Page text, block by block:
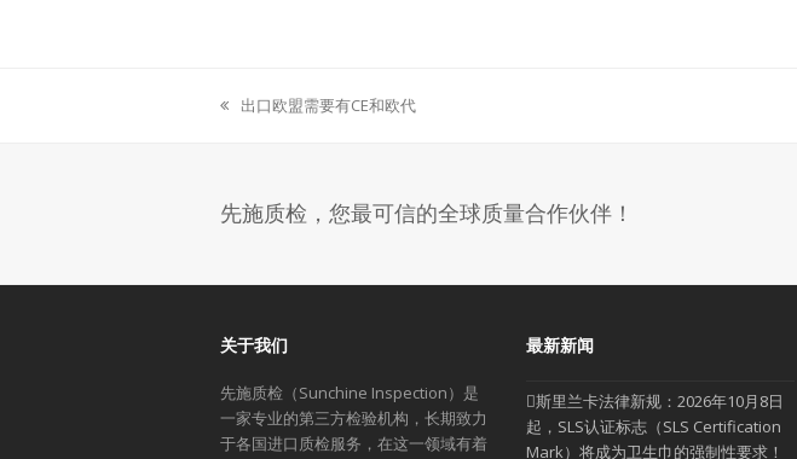
previous
出口欧盟需要有CE和欧代
先施质检，您最可信的全球质量合作伙伴！
关于我们
先施质检（Sunchine Inspection）是
一家专业的第三方检验机构，长期致力
于各国进口质检服务，在这一领域有着
最新新闻
斯里兰卡法律新规：2026年10月8日
起，SLS认证标志（SLS Certification
Mark）将成为卫生巾的强制性要求！